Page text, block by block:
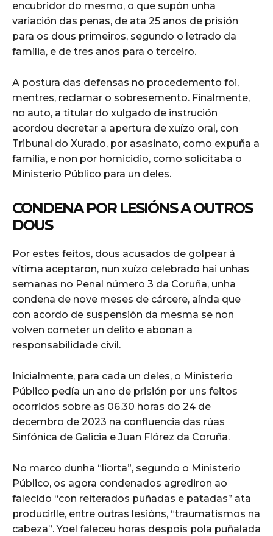
encubridor do mesmo, o que supón unha
variación das penas, de ata 25 anos de prisión
para os dous primeiros, segundo o letrado da
familia, e de tres anos para o terceiro.
A postura das defensas no procedemento foi,
mentres, reclamar o sobresemento. Finalmente,
no auto, a titular do xulgado de instrución
acordou decretar a apertura de xuízo oral, con
Tribunal do Xurado, por asasinato, como expuña a
familia, e non por homicidio, como solicitaba o
Ministerio Público para un deles.
CONDENA POR LESIÓNS A OUTROS
DOUS
Por estes feitos, dous acusados de golpear á
vítima aceptaron, nun xuízo celebrado hai unhas
semanas no Penal número 3 da Coruña, unha
condena de nove meses de cárcere, aínda que
con acordo de suspensión da mesma se non
volven cometer un delito e abonan a
responsabilidade civil.
Inicialmente, para cada un deles, o Ministerio
Público pedía un ano de prisión por uns feitos
ocorridos sobre as 06.30 horas do 24 de
decembro de 2023 na confluencia das rúas
Sinfónica de Galicia e Juan Flórez da Coruña.
No marco dunha “liorta”, segundo o Ministerio
Público, os agora condenados agrediron ao
falecido “con reiterados puñadas e patadas” ata
producirlle, entre outras lesións, “traumatismos na
cabeza”. Yoel faleceu horas despois pola puñalada